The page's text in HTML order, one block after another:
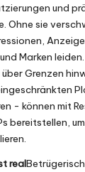
und
Ohne sie
Marken
Grenzen
- können mit
bereitstellen,
real